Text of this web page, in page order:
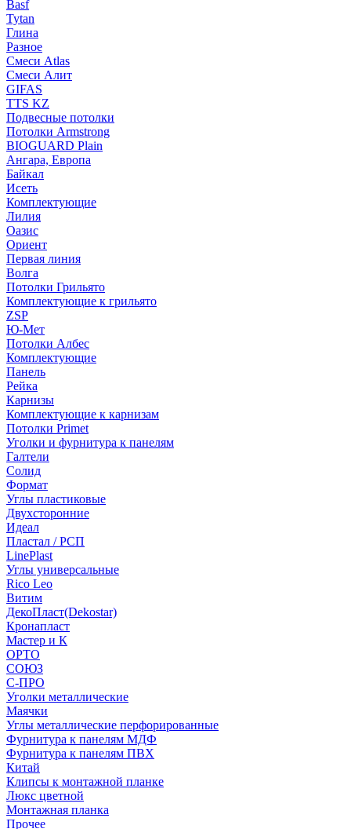
Basf
Tytan
Глина
Разное
Смеси Atlas
Смеси Алит
GIFAS
TTS KZ
Подвесные потолки
Потолки Armstrong
BIOGUARD Plain
Ангара, Европа
Байкал
Исеть
Комплектующие
Лилия
Оазис
Ориент
Первая линия
Волга
Потолки Грильято
Комплектующие к грильято
ZSP
Ю-Мет
Потолки Албес
Комплектующие
Панель
Рейка
Карнизы
Комплектующие к карнизам
Потолки Primet
Уголки и фурнитура к панелям
Галтели
Солид
Формат
Углы пластиковые
Двухсторонние
Идеал
Пластал / РСП
LinePlast
Углы универсальные
Rico Leo
Витим
ДекоПласт(Dekostar)
Кронапласт
Мастер и К
ОРТО
СОЮЗ
С-ПРО
Уголки металлические
Маячки
Углы металлические перфорированные
Фурнитура к панелям МДФ
Фурнитура к панелям ПВХ
Китай
Клипсы к монтажной планке
Люкс цветной
Монтажная планка
Прочее